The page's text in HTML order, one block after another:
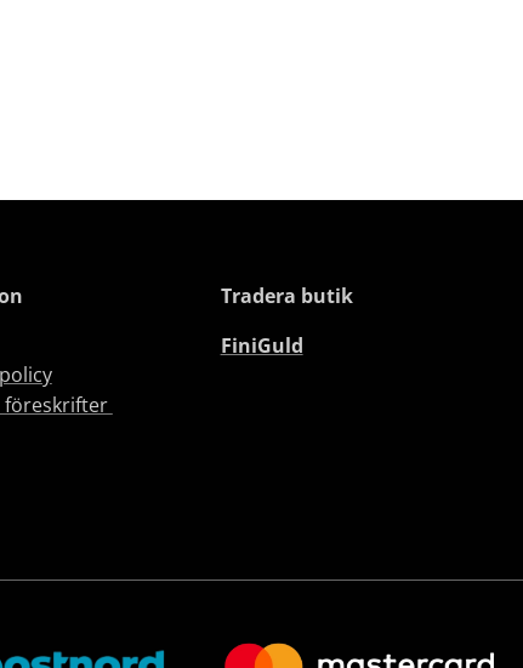
föreskrifter
Tradera butik
FiniGuld